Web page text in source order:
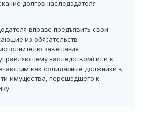
долгов наследодателя
вправе предъявить свои
из обязательств
завещания
наследством) или к
как солидарные должники в
имущества, перешедшего к